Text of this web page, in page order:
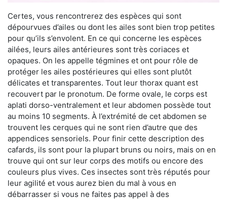
Certes, vous rencontrerez des espèces qui sont
dépourvues d’ailes ou dont les ailes sont bien trop petites
pour qu’ils s’envolent. En ce qui concerne les espèces
ailées, leurs ailes antérieures sont très coriaces et
opaques. On les appelle tégmines et ont pour rôle de
protéger les ailes postérieures qui elles sont plutôt
délicates et transparentes. Tout leur thorax quant est
recouvert par le pronotum. De forme ovale, le corps est
aplati dorso-ventralement et leur abdomen possède tout
au moins 10 segments. À l’extrémité de cet abdomen se
trouvent les cerques qui ne sont rien d’autre que des
appendices sensoriels. Pour finir cette description des
cafards, ils sont pour la plupart bruns ou noirs, mais on en
trouve qui ont sur leur corps des motifs ou encore des
couleurs plus vives. Ces insectes sont très réputés pour
leur agilité et vous aurez bien du mal à vous en
débarrasser si vous ne faites pas appel à des